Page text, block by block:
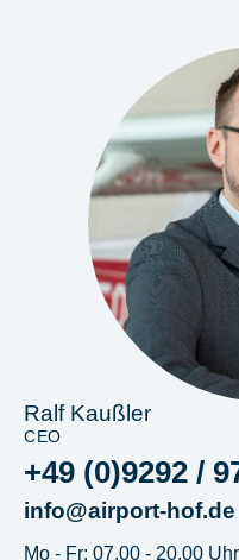
Ralf Kaußler
CEO
+49 (0)9292 /
info@airport-hof.de
Mo - Fr: 07.00 - 20.00 Uhr